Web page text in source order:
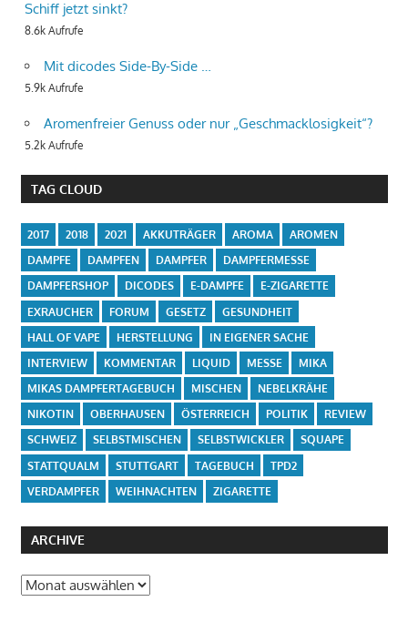
Schiff jetzt sinkt?
8.6k Aufrufe
Mit dicodes Side-By-Side …
5.9k Aufrufe
Aromenfreier Genuss oder nur „Geschmacklosigkeit“?
5.2k Aufrufe
TAG CLOUD
2017 2018 2021 AKKUTRÄGER AROMA
AROMEN
DAMPFE
DAMPFEN DAMPFER
DAMPFERMESSE
DAMPFERSHOP
DICODES E-DAMPFE
E-ZIGARETTE
EXRAUCHER
FORUM GESETZ
GESUNDHEIT
HALL OF VAPE
HERSTELLUNG
IN EIGENER SACHE
INTERVIEW
KOMMENTAR LIQUID MESSE
MIKA
MIKAS DAMPFERTAGEBUCH
MISCHEN
NEBELKRÄHE
NIKOTIN
OBERHAUSEN ÖSTERREICH POLITIK
REVIEW
SCHWEIZ
SELBSTMISCHEN SELBSTWICKLER
SQUAPE
STATTQUALM
STUTTGART TAGEBUCH
TPD2
VERDAMPFER
WEIHNACHTEN ZIGARETTE
ARCHIVE
Archive